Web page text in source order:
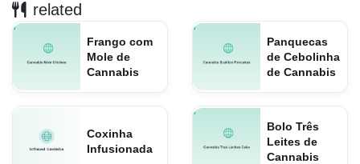
related
Frango com
Mole de
Cannabis
Panquecas
de Cebolinha
de Cannabis
Coxinha
Infusionada
Bolo Três
Leites de
Cannabis